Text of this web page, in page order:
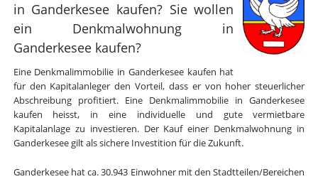
in Ganderkesee kaufen? Sie wollen
ein Denkmalwohnung in
Ganderkesee kaufen?
Eine Denkmalimmobilie in Ganderkesee kaufen hat
für den Kapitalanleger den Vorteil, dass er von hoher steuerlicher
Abschreibung profitiert. Eine Denkmalimmobilie in Ganderkesee
kaufen heisst, in eine individuelle und gute vermietbare
Kapitalanlage zu investieren. Der Kauf einer Denkmalwohnung in
Ganderkesee gilt als sichere Investition für die Zukunft.
Ganderkesee hat ca. 30.943 Einwohner mit den Stadtteilen/Bereichen